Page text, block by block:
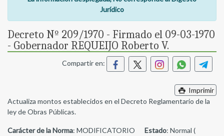
Jurídico
Decreto Nº 209/1970 - Firmado el 09-03-1970
- Gobernador REQUEIJO Roberto V.
Compartir en:
Imprimir
Actualiza montos establecidos en el Decreto Reglamentario de la
ley de Obras Públicas.
Carácter de la Norma: MODIFICATORIO Estado: Normal (